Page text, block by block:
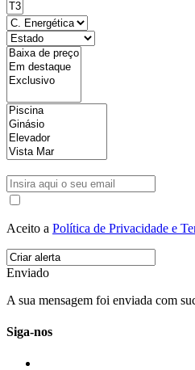
Aceito a Política de Privacidade e
Enviado
A sua mensagem foi enviada com
Siga-nos